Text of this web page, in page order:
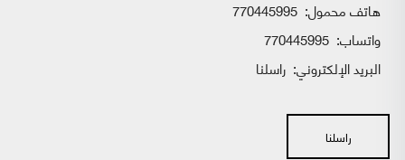
هاتف محمول: 770445995
واتساب:
البريد الإلكتروني: راسلنا
راسلنا